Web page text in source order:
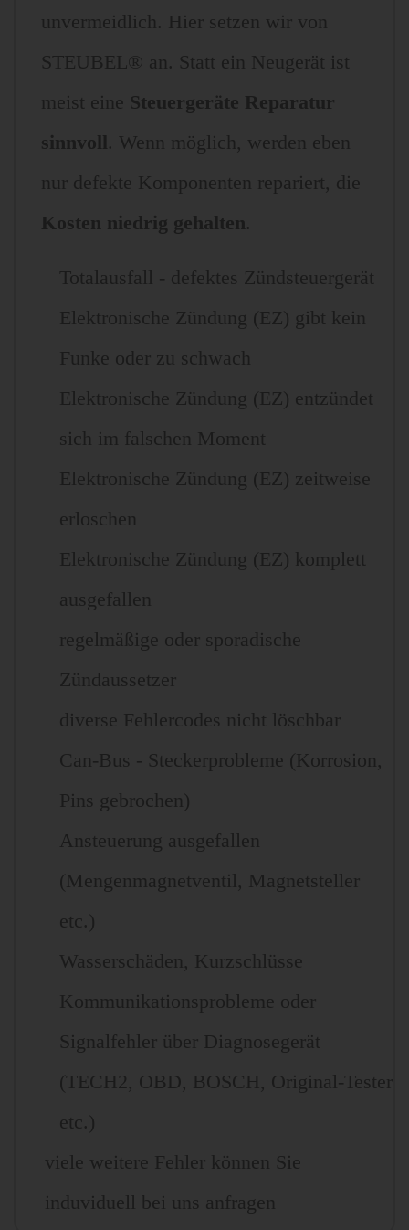
unvermeidlich. Hier setzen wir von
STEUBEL® an. Statt ein Neugerät ist
meist eine Steuergeräte Reparatur
sinnvoll. Wenn möglich, werden eben
nur defekte Komponenten repariert, die
Kosten niedrig gehalten.
Totalausfall - defektes Zündsteuergerät
Elektronische Zündung (EZ) gibt kein
Funke oder zu schwach
Elektronische Zündung (EZ) entzündet
sich im falschen Moment
Elektronische Zündung (EZ) zeitweise
erloschen
Elektronische Zündung (EZ) komplett
ausgefallen
regelmäßige oder sporadische
Zündaussetzer
diverse Fehlercodes nicht löschbar
Can-Bus - Steckerprobleme (Korrosion,
Pins gebrochen)
Ansteuerung ausgefallen
(Mengenmagnetventil, Magnetsteller
etc.)
Wasserschäden, Kurzschlüsse
Kommunikationsprobleme oder
Signalfehler über Diagnosegerät
(TECH2, OBD, BOSCH, Original-Tester
etc.)
viele weitere Fehler können Sie
induviduell bei uns anfragen